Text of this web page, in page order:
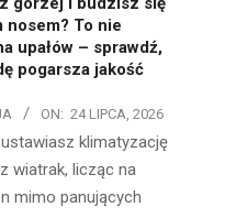
nosem? To nie
upałów – sprawdź,
pogarsza jakość
ON: 24 LIPCA, 2026
klimatyzację
wiatrak, licząc na
mimo panujących